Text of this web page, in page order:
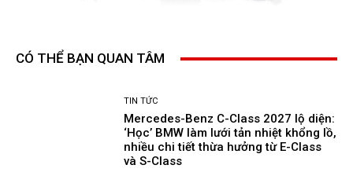
CÓ THỂ BẠN QUAN TÂM
TIN TỨC
Mercedes-Benz C-Class 2027 lộ diện:
‘Học’ BMW làm lưới tản nhiệt khổng lồ,
nhiều chi tiết thừa hưởng từ E-Class
và S-Class